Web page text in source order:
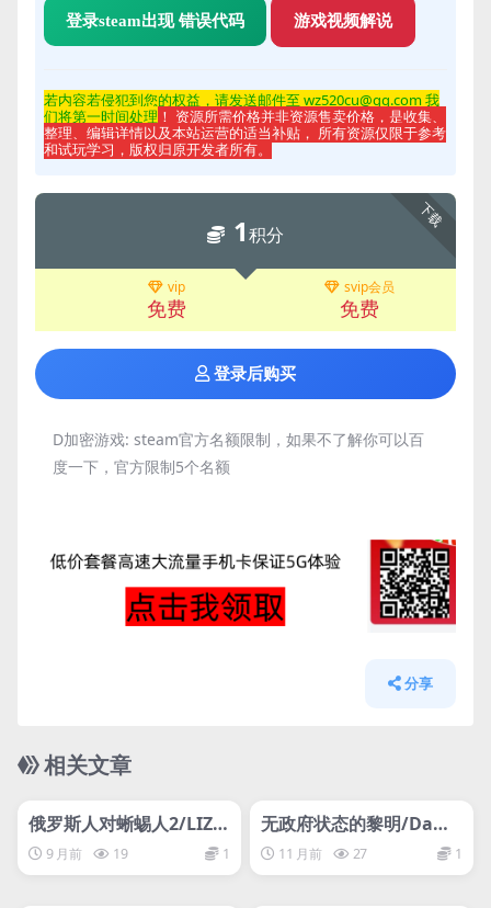
登录steam出现 错误代码 游戏视频解说
若内容若侵犯到您的权益，请发送邮件至 wz520cu@qq.com 我
们将第一时间处理 ！ 资源所需价格并非资源售卖价格，是收集、
整理、编辑详情以及本站运营的适当补贴， 所有资源仅限于参考
和试玩学习，版权归原开发者所有。
下载
1积分
vip
免费
svip会员
免费
登录后购买
D加密游戏: steam官方名额限制，如果不了解你可以百
度一下，官方限制5个名额
分享
相关文章
网盘下载游戏
俄罗斯人对蜥蜴人2/LIZA
RDS MUST DIE 2
9 月前 19 1
网盘下载游戏
无政府状态的黎明/Dawn
of Anarchy
11 月前 27 1